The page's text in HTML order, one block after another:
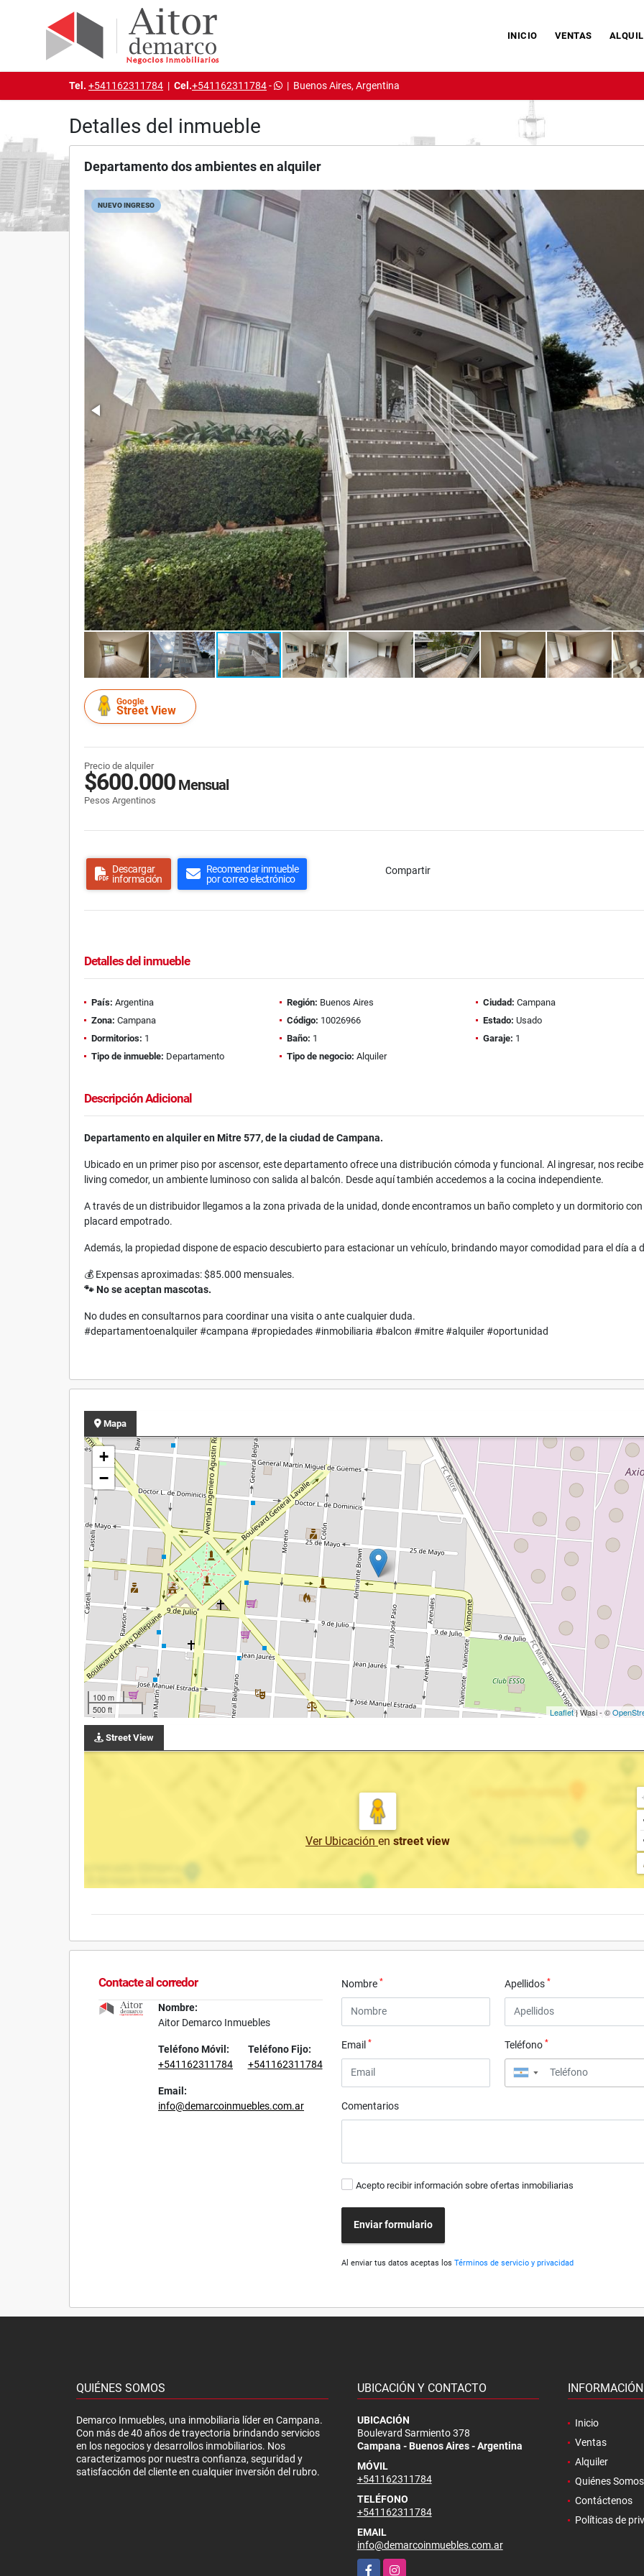
INICIO VENTAS
Tel. +541162311784 | Cel.+541162311784- | Buenos Aires, Argentina
Detalles del inmueble
Departamento dos ambientes en alquiler
NUEVO INGRESO
Google
Street View
Precio de alquiler
$600.000 Mensual
Pesos Argentinos
Descargar
información
Recomendar inmueble
por correo electrónico
Compartir
Detalles del inmueble
País: Argentina Región: Buenos Aires Ciudad: Campana
Zona: Campana Código: 10026966 Estado: Usado
Dormitorios: 1 Baño: 1 Garaje: 1
Tipo de inmueble: Departamento Tipo de negocio: Alquiler
Descripción Adicional
Departamento en alquiler en Mitre 577, de la ciudad de Campana.
Ubicado en un primer piso por ascensor, este departamento ofrece una distribución cómoda y funcional. Al ingresar, nos recibe
living comedor, un ambiente luminoso con salida al balcón. Desde aquí también accedemos a la cocina independiente.
A través de un distribuidor llegamos a la zona privada de la unidad, donde encontramos un baño completo y un dormitorio con
placard empotrado.
Además, la propiedad dispone de espacio descubierto para estacionar un vehículo, brindando mayor comodidad para el día a
💰 Expensas aproximadas: $85.000 mensuales.
🐾 No se aceptan mascotas.
No dudes en consultarnos para coordinar una visita o ante cualquier duda.
#departamentoenalquiler #campana #propiedades #inmobiliaria #balcon #mitre #alquiler #oportunidad
Mapa
+
−
100 m
500 ft
Leaflet| Wasi - ©
Street View
Ver Ubicación en street view
Contacte al corredor
Nombre:
Aitor Demarco Inmuebles
Teléfono Móvil:
+541162311784
Teléfono Fijo:
+541162311784
Email:
info@demarcoinmuebles.com.ar
Nombre* Apellidos *
Email* Teléfono *
▼
Comentarios
Acepto recibir información sobre ofertas inmobiliarias
Enviar formulario
Al enviar tus datos aceptas losTérminos de servicio y privacidad
QUIÉNES SOMOS
Demarco Inmuebles, una inmobiliaria líder en Campana.
Con más de 40 años de trayectoria brindando servicios
en los negocios y desarrollos inmobiliarios. Nos
caracterizamos por nuestra confianza, seguridad y
satisfacción del cliente en cualquier inversión del rubro.
UBICACIÓN Y CONTACTO
UBICACIÓN
Boulevard Sarmiento 378
Campana - Buenos Aires - Argentina
MÓVIL
+541162311784
TELÉFONO
+541162311784
EMAIL
info@demarcoinmuebles.com.ar
FacebookInstagram
INFORMACIÓN
Inicio
Ventas
Alquiler
Quiénes Somos
Contáctenos
Políticas de